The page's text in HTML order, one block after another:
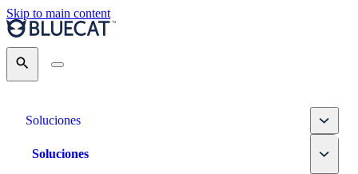
Skip to main content
Search
Soluciones Toggle
Soluciones Toggle